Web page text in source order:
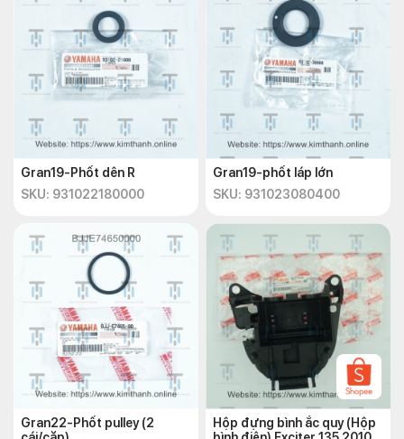
Gran19-Phốt dên R
SKU: 931022180000
Gran19-phốt láp lớn
SKU: 931023080400
Gran22-Phốt pulley (2
Hộp đựng bình ắc quy (Hộp